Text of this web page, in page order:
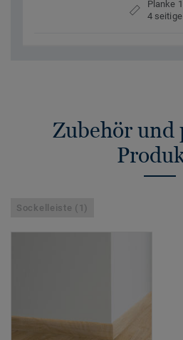
Planke
4
Zubehör und
Sockelleiste (1)